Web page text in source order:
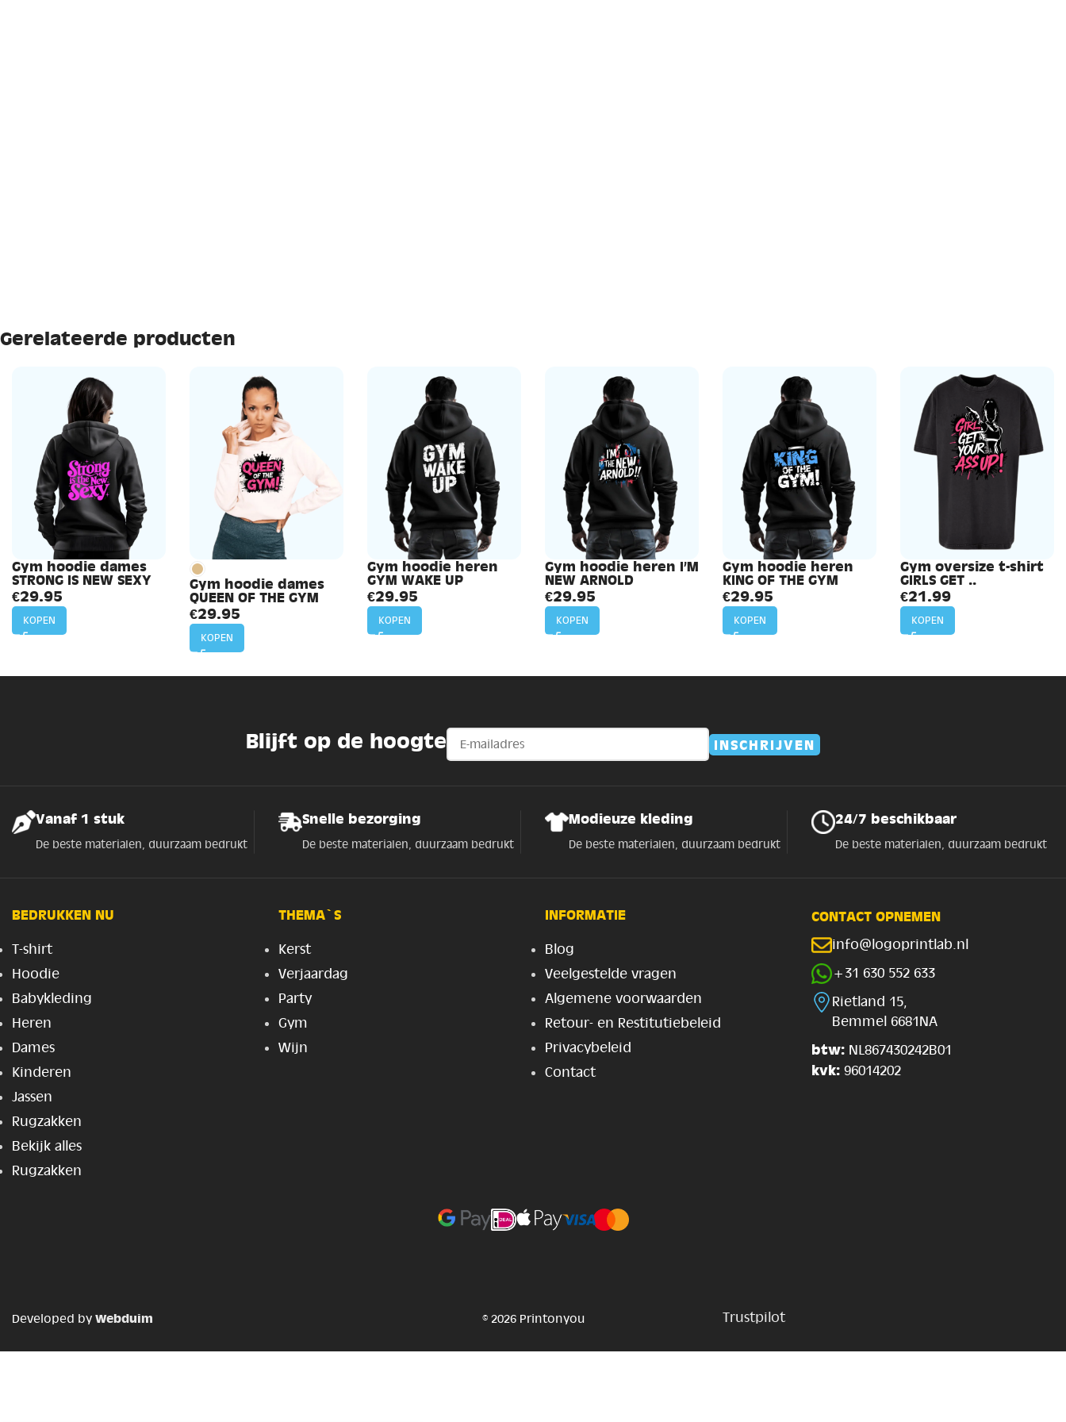
Gerelateerde producten
Gym hoodie dames
STRONG IS NEW SEXY
€29.95
KOPEN
Gym hoodie dames
QUEEN OF THE GYM
€29.95
KOPEN
Gym hoodie heren
GYM WAKE UP
€29.95
KOPEN
Gym hoodie heren I’M
NEW ARNOLD
€29.95
KOPEN
Gym hoodie heren
KING OF THE GYM
€29.95
KOPEN
Gym oversize t-shirt
GIRLS GET ..
€21.99
KOPEN
Blijft op de hoogte
Vanaf 1 stuk
De beste materialen, duurzaam bedrukt
Snelle bezorging
De beste materialen, duurzaam bedrukt
Modieuze kleding
De beste materialen, duurzaam bedrukt
24/7 beschikbaar
De beste materialen, duurzaam bedrukt
BEDRUKKEN NU
T-shirt
Hoodie
Babykleding
Heren
Dames
Kinderen
Jassen
Rugzakken
Bekijk alles
Rugzakken
THEMA`S
Kerst
Verjaardag
Party
Gym
Wijn
INFORMATIE
Blog
Veelgestelde vragen
Algemene voorwaarden
Retour- en Restitutiebeleid
Privacybeleid
Contact
CONTACT OPNEMEN
info@logoprintlab.nl
+31 630 552 633
Rietland 15,
Bemmel 6681NA
btw: NL867430242B01
kvk: 96014202
Developed by Webduim © 2026 Printonyou Trustpilot